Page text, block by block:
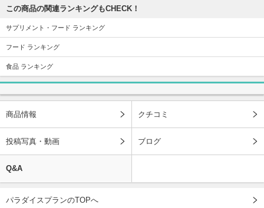
この商品の関連ランキングもCHECK！
サプリメント・フード ランキング
フード ランキング
食品 ランキング
商品情報 クチコミ
投稿写真・動画 ブログ
Q&A
パラダイスプランのTOPへ